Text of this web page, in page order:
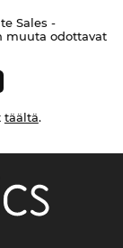
Sales -
muuta odottavat
täältä.